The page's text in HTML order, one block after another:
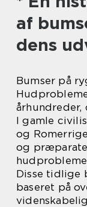
af
dens
Bumser på
århundreder,
I gamle
og
og
Disse tidlige
baseret på